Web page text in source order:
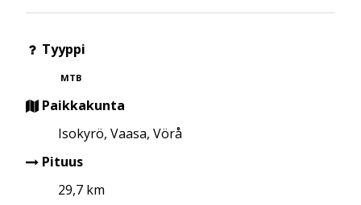
Tyyppi
MTB
Paikkakunta
Isokyrö, Vaasa, Vörå
Pituus
29,7 km